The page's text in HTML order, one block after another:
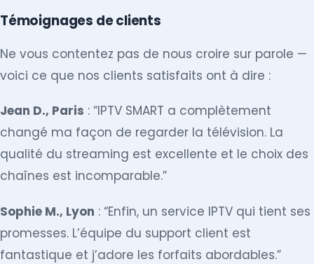
Témoignages de clients
Ne vous contentez pas de nous croire sur parole —
voici ce que nos clients satisfaits ont à dire :
Jean D., Paris : “IPTV SMART a complètement
changé ma façon de regarder la télévision. La
qualité du streaming est excellente et le choix des
chaînes est incomparable.”
Sophie M., Lyon : “Enfin, un service IPTV qui tient ses
promesses. L’équipe du support client est
fantastique et j’adore les forfaits abordables.”